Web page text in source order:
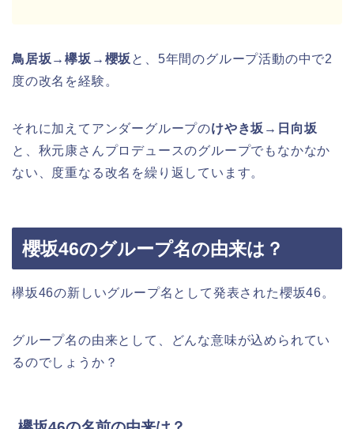
鳥居坂→欅坂→櫻坂 と、5年間のグループ活動の中で2
度の改名を経験。
それに加えてアンダーグループのけやき坂→日向坂
と、秋元康さんプロデュースのグループでもなかなか
ない、度重なる改名を繰り返しています。
櫻坂46のグループ名の由来は？
欅坂46の新しいグループ名として発表された櫻坂46。
グループ名の由来として、どんな意味が込められてい
るのでしょうか？